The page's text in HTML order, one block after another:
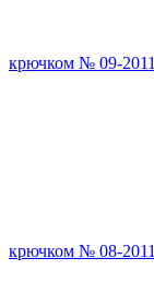
крючком № 09-2011
крючком № 08-2011